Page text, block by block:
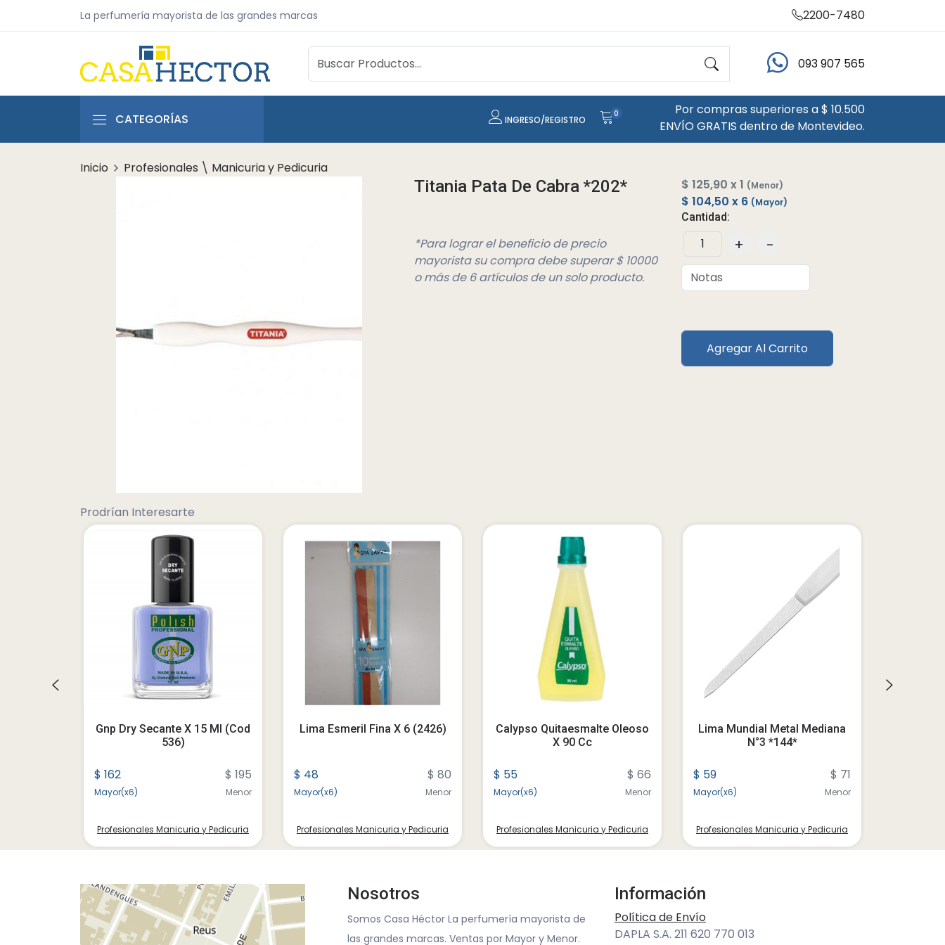
La perfumería mayorista de las grandes marcas 2200-7480
093 907 565
CATEGORÍAS INGRESO/REGISTRO
0
Por compras superiores a $ 10.500
ENVÍO GRATIS dentro de Montevideo.
Inicio Profesionales \ Manicuria y Pedicuria
Titania Pata De Cabra *202*
*Para lograr el beneficio de precio
mayorista su compra debe superar $ 10000
o más de 6 artículos de un solo producto.
$ 125,90 x 1 (Menor)
$ 104,50 x 6 (Mayor)
Cantidad:
+ -
Agregar Al Carrito
Prodrían Interesarte
Gnp Dry Secante X 15 Ml (cod
536)
$ 162
Mayor(x6)
$ 195
Menor
Profesionales Manicuria y Pedicuria
Lima Esmeril Fina X 6 (2426)
$ 48
Mayor(x6)
$ 80
Menor
Profesionales Manicuria y Pedicuria
Calypso Quitaesmalte Oleoso
X 90 Cc
$ 55
Mayor(x6)
$ 66
Menor
Profesionales Manicuria y Pedicuria
Lima Mundial Metal Mediana
N°3 *144*
$ 59
Mayor(x6)
$ 71
Menor
Profesionales Manicuria y Pedicuria
Nosotros
Somos Casa Héctor La perfumería mayorista de
las grandes marcas. Ventas por Mayor y Menor.
Información
Política de Envío
DAPLA S.A. 211 620 770 013